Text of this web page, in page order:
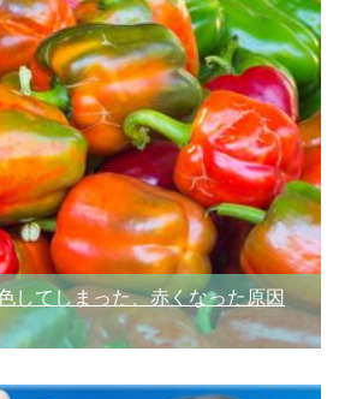
してしまった、赤くなった原因